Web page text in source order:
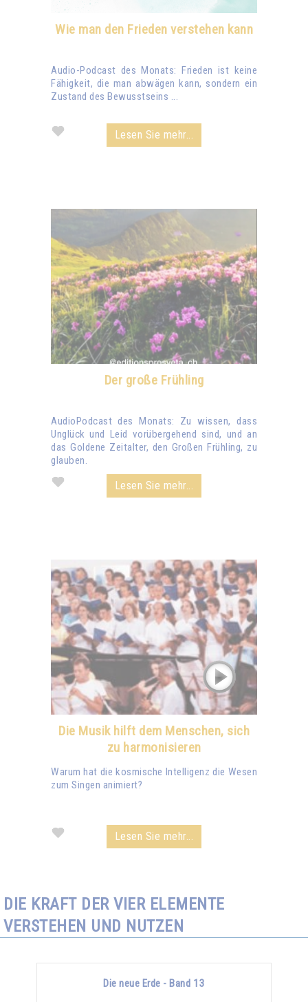
Wie man den Frieden verstehen kann
Audio-Podcast des Monats: Frieden ist keine
Fähigkeit, die man abwägen kann, sondern ein
Zustand des Bewusstseins ...
Lesen Sie mehr...
Der große Frühling
AudioPodcast des Monats: Zu wissen, dass
Unglück und Leid vorübergehend sind, und an
das Goldene Zeitalter, den Großen Frühling, zu
glauben.
Lesen Sie mehr...
Die Musik hilft dem Menschen, sich
zu harmonisieren
Warum hat die kosmische Intelligenz die Wesen
zum Singen animiert?
Lesen Sie mehr...
DIE KRAFT DER VIER ELEMENTE
VERSTEHEN UND NUTZEN
Die neue Erde - Band 13